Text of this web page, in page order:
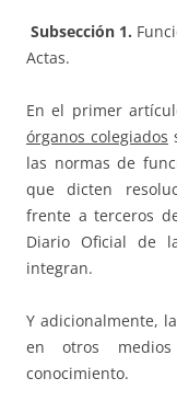
Subsección 1.
Actas.
En el primer
órganos colegiados
las normas de
que dicten
frente a terceros
Diario Oficial de
integran.
Y adicionalmente,
en otros
conocimiento.